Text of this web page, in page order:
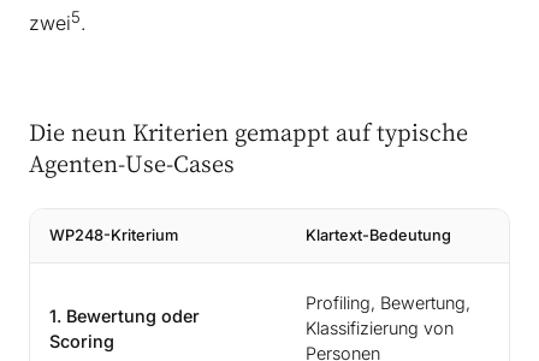
zwei5.
Die neun Kriterien gemappt auf typische
Agenten-Use-Cases
WP248-Kriterium Klartext-Bedeutung
1. Bewertung oder
Scoring
Profiling, Bewertung,
Klassifizierung von
Personen